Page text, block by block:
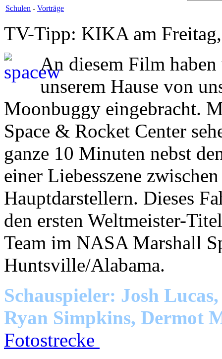
Schulen - Vorträge
TV-Tipp: KIKA am
An diesem Film
unserem Hause von
Moonbuggy eingebracht.
Space & Rocket Center
ganze 10 Minuten nebst
einer Liebesszene
Hauptdarstellern. Dieses
den ersten Weltmeister-
Team im NASA Marshall
Huntsville/Alabama.
Schauspieler: Josh
Ryan Simpkins, Dermot
Fotostrecke